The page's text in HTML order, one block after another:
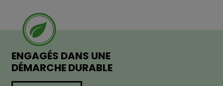
ENGAGÉS DANS UNE
DÉMARCHE DURABLE